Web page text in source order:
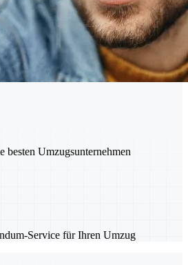
besten Umzugsunternehmen
Service für Ihren Umzug